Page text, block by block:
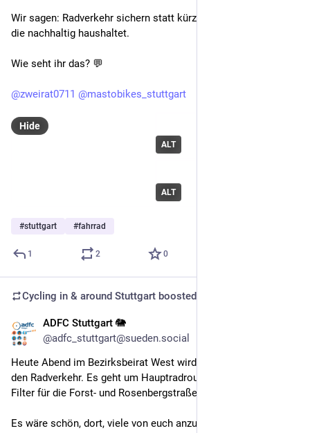
Wir sagen: Radverkehr sichern statt kürzen – für eine Stadt,
die nachhaltig haushaltet.
Wie seht ihr das? 💬
@zweirat0711 @mastobikes_stuttgart
ALT
ALT
Hide
#stuttgart #fahrrad
1 2 0
Cycling in & around Stuttgart boosted
ADFC Stuttgart 🐘
@adfc_stuttgart@sueden.social
Heute Abend im Bezirksbeirat West wird es interessant für
den Radverkehr. Es geht um Hauptradroute 4 und den modalen
Filter für die Forst- und Rosenbergstraße.
Es wäre schön, dort, viele von euch anzutreffen, die den